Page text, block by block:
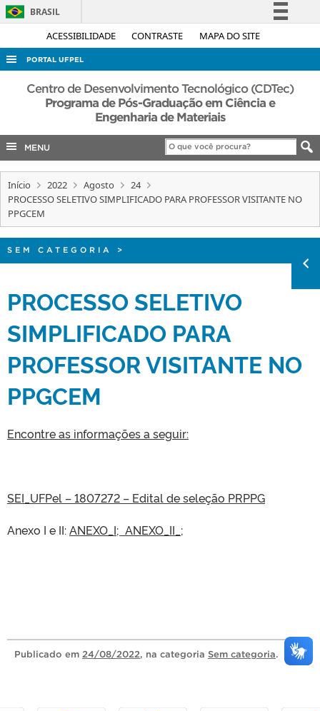
ACESSIBILIDADE CONTRASTE MAPA DO SITE
BRASIL
Simplifique!
Acesso à informação
Legislação
Canais
PORTAL UFPEL
ACESSO À INFORMAÇÃO
AUDITORIA
EDITAIS
INTERNACIONAL
OUVIDORIA
PORTARIAS
Centro de Desenvolvimento Tecnológico (CDTec)
Programa de Pós-Graduação em Ciência e
Engenharia de Materiais
MENU
Início 2022 Agosto
24
PROCESSO SELETIVO SIMPLIFICADO PARA PROFESSOR VISITANTE NO
PPGCEM
SEM CATEGORIA >
PROCESSO SELETIVO
SIMPLIFICADO PARA
PROFESSOR VISITANTE NO
PPGCEM
Encontre as informações a seguir:
SEI_UFPel – 1807272 – Edital de seleção PRPPG
Anexo I e II:ANEXO_I; ANEXO_II_ ;
Publicado em 24/08/2022, na categoria Sem categoria.